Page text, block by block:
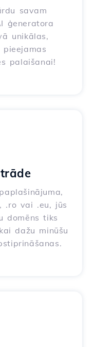
savam
ģeneratora
unikālas,
palaišanai!
.ro vai .eu, jūs
domēns tiks
dažu minūšu